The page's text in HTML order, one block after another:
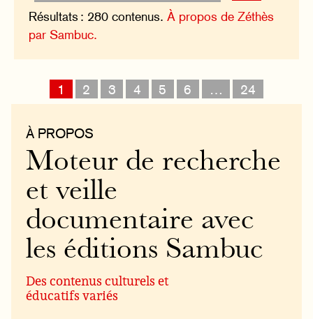
Résultats : 280 contenus.À propos de Zéthès
par Sambuc.
1 2 3 4 5 6 … 24
À PROPOS
Moteur de recherche
et veille
documentaire avec
les éditions Sambuc
Des contenus culturels et
éducatifs variés